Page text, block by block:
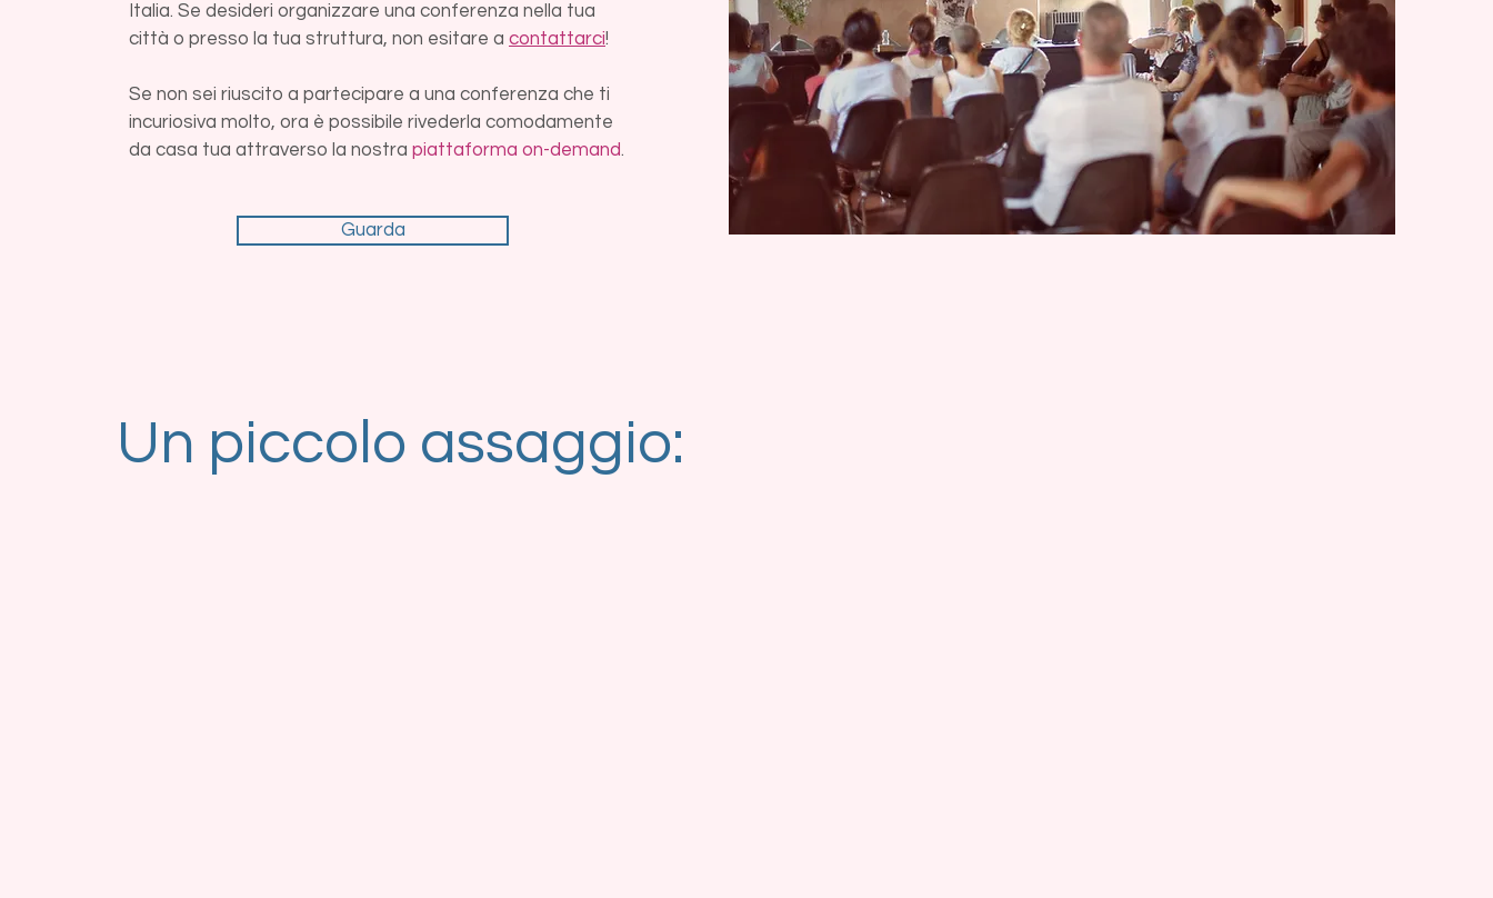
Italia. Se desideri organizzare una conferenza nella tua
città o presso la tua struttura, non esitare a contattarci!
Se non sei riuscito a partecipare a una conferenza che ti
incuriosiva molto, ora è possibile rivederla comodamente
da casa tua attraverso la nostra piattaforma on-demand.
Guarda
Un piccolo assaggio: